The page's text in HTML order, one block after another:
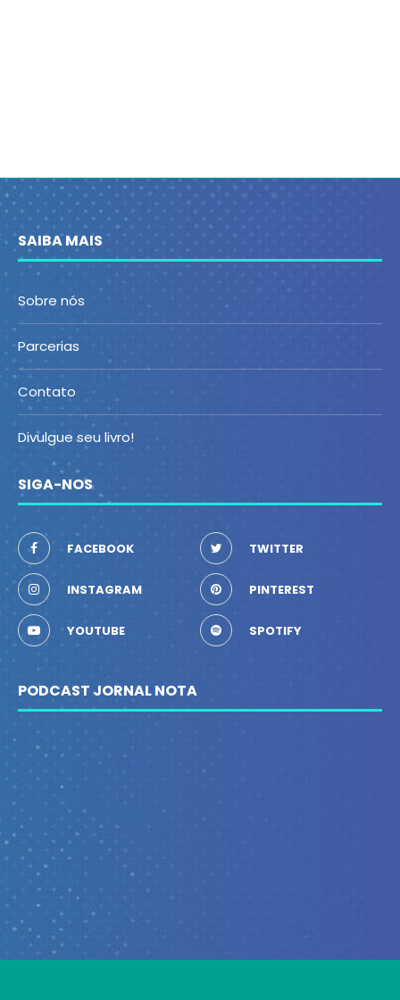
SAIBA MAIS
Sobre nós
Parcerias
Contato
Divulgue seu livro!
SIGA-NOS
FACEBOOK TWITTER
INSTAGRAM PINTEREST
YOUTUBE SPOTIFY
PODCAST JORNAL NOTA